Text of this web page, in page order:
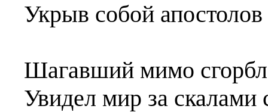
Укрыв собой апостолов
Шагавший мимо
Увидел мир за скалами